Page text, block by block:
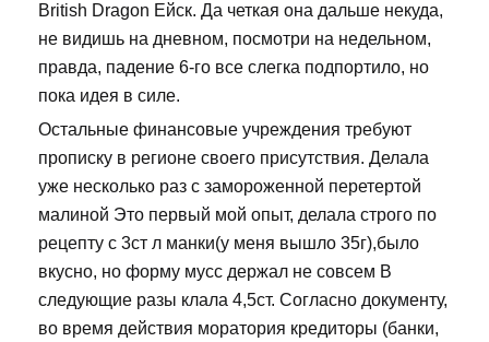
British Dragon Ейск. Да четкая она дальше некуда,
не видишь на дневном, посмотри на недельном,
правда, падение 6-го все слегка подпортило, но
пока идея в силе.
Остальные финансовые учреждения требуют
прописку в регионе своего присутствия. Делала
уже несколько раз с замороженной перетертой
малиной Это первый мой опыт, делала строго по
рецепту с 3ст л манки(у меня вышло 35г),было
вкусно, но форму мусс держал не совсем В
следующие разы клала 4,5ст. Согласно документу,
во время действия моратория кредиторы (банки,